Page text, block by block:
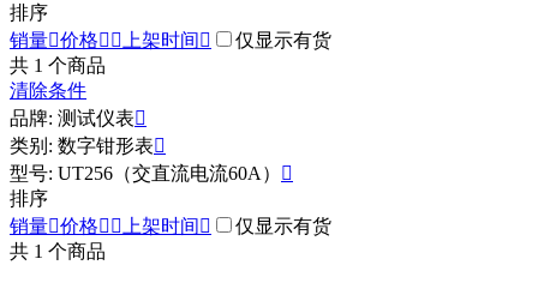
排序
销量价格  上架时间 
仅显示有货
共 1 个商品
清除条件
品牌: 测试仪表
类别: 数字钳形表
型号: UT256（交直流电流60A）

排序
销量价格  上架时间 
仅显示有货
共 1 个商品